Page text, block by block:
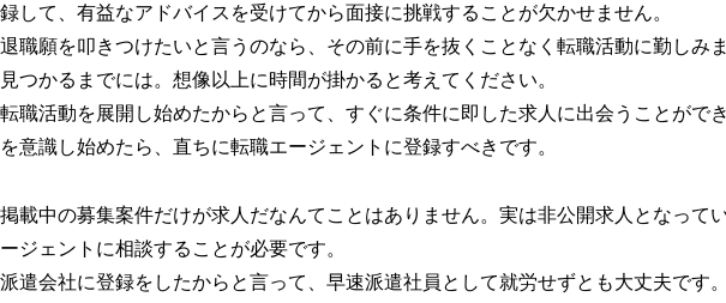
録して、有益なアドバイスを受けてから面接に挑戦することが欠かせません。
退職願を叩きつけたいと言うのなら、その前に手を抜くことなく転職活動に勤しみ
見つかるまでには。想像以上に時間が掛かると考えてください。
転職活動を展開し始めたからと言って、すぐに条件に即した求人に出会うことがで
を意識し始めたら、直ちに転職エージェントに登録すべきです。
掲載中の募集案件だけが求人だなんてことはありません。実は非公開求人となって
ージェントに相談することが必要です。
派遣会社に登録をしたからと言って、早速派遣社員として就労せずとも大丈夫です